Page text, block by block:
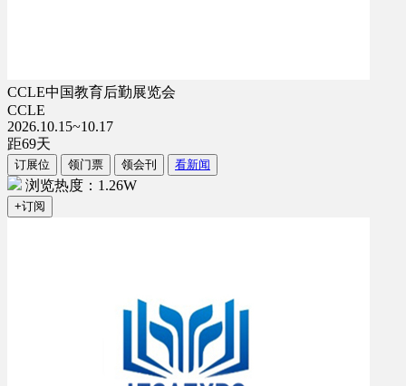
CCLE中国教育后勤展览会
CCLE
2026.10.15~10.17
距69天
订展位 领门票 领会刊 看新闻
浏览热度：1.26W
+订阅